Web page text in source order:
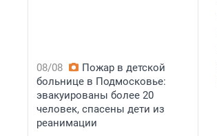
08/08
Пожар в детской
больнице в Подмосковье:
эвакуированы более 20
человек, спасены дети из
реанимации